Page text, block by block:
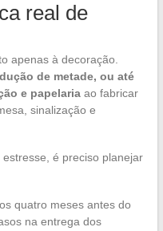
real de
apenas à decoração.
de metade, ou até
e papelariaao fabricar
sinalização e
é preciso planejar
quatro meses antes do
na entrega dos